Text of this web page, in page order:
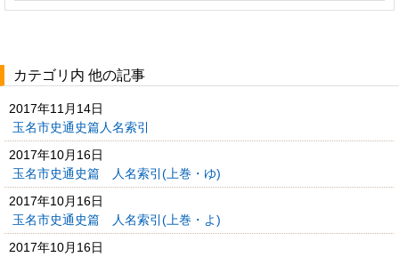
カテゴリ内 他の記事
2017年11月14日
玉名市史通史篇人名索引
2017年10月16日
玉名市史通史篇 人名索引(上巻・ゆ)
2017年10月16日
玉名市史通史篇 人名索引(上巻・よ)
2017年10月16日